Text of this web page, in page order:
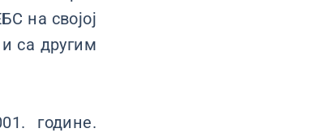
на својој
са другим
године.